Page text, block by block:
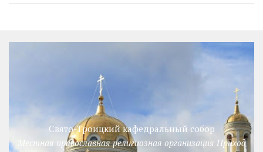
Свято-Троицкий кафедральный собор
Местная православная религиозная организация Приход